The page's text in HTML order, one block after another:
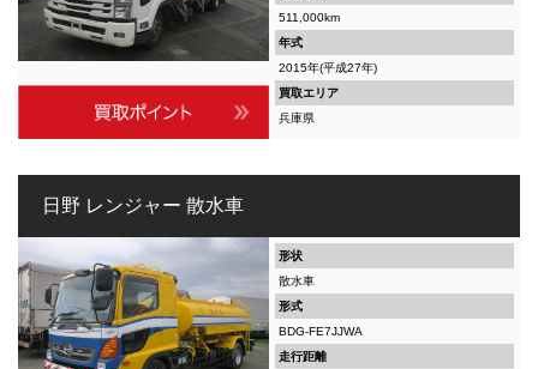
511,000km
年式
2015年(平成27年)
買取エリア
兵庫県
日野 レンジャー 散水車
形状
散水車
形式
BDG-FE7JJWA
走行距離